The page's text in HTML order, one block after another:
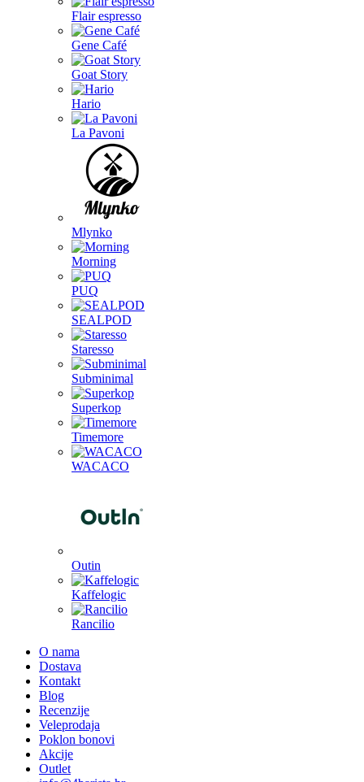
Flair espresso
Gene Café
Goat Story
Hario
La Pavoni
Mlynko
Morning
PUQ
SEALPOD
Staresso
Subminimal
Superkop
Timemore
WACACO
Outin
Kaffelogic
Rancilio
O nama
Dostava
Kontakt
Blog
Recenzije
Veleprodaja
Poklon bonovi
Akcije
Outlet